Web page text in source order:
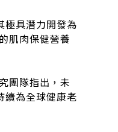
具潛力開發為
肌肉保健營養
團隊指出，未
為全球健康老